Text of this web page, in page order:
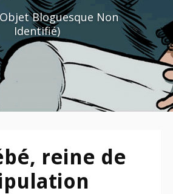
Bloguesque Non
Identifié)
reine de